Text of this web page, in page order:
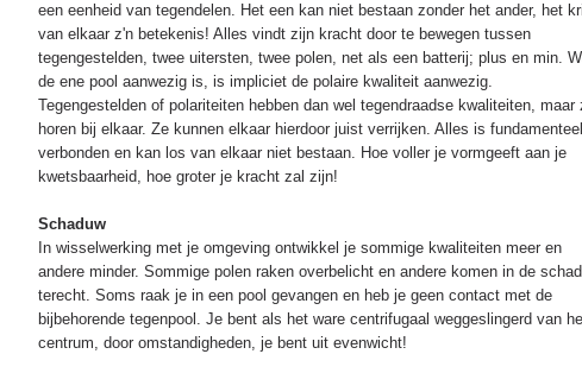
een eenheid van tegendelen. Het een kan niet bestaan zonder het ander, het
van elkaar z'n betekenis! Alles vindt zijn kracht door te bewegen tussen
tegengestelden, twee uitersten, twee polen, net als een batterij; plus en min.
de ene pool aanwezig is, is impliciet de polaire kwaliteit aanwezig.
Tegengestelden of polariteiten hebben dan wel tegendraadse kwaliteiten, maar
horen bij elkaar. Ze kunnen elkaar hierdoor juist verrijken. Alles is fundamenteel
verbonden en kan los van elkaar niet bestaan. Hoe voller je vormgeeft aan je
kwetsbaarheid, hoe groter je kracht zal zijn!
Schaduw
In wisselwerking met je omgeving ontwikkel je sommige kwaliteiten meer en
andere minder. Sommige polen raken overbelicht en andere komen in de
terecht. Soms raak je in een pool gevangen en heb je geen contact met de
bijbehorende tegenpool. Je bent als het ware centrifugaal weggeslingerd van
centrum, door omstandigheden, je bent uit evenwicht!